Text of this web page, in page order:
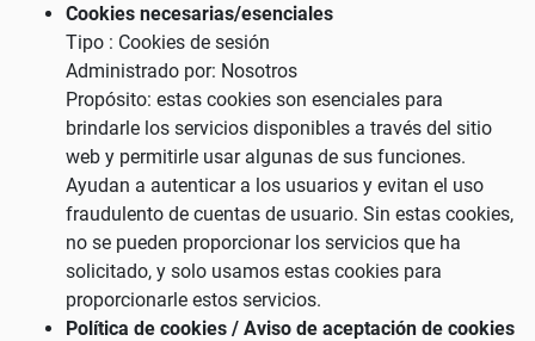
Cookies necesarias/esenciales
Tipo : Cookies de sesión
Administrado por: Nosotros
Propósito: estas cookies son esenciales para
brindarle los servicios disponibles a través del sitio
web y permitirle usar algunas de sus funciones.
Ayudan a autenticar a los usuarios y evitan el uso
fraudulento de cuentas de usuario. Sin estas cookies,
no se pueden proporcionar los servicios que ha
solicitado, y solo usamos estas cookies para
proporcionarle estos servicios.
Política de cookies / Aviso de aceptación de cookies